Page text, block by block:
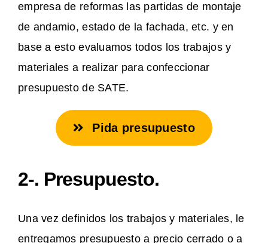
empresa de reformas las partidas de montaje
de andamio, estado de la fachada, etc. y en
base a esto evaluamos todos los trabajos y
materiales a realizar para confeccionar
presupuesto de SATE.
Pida presupuesto
2-. Presupuesto.
Una vez definidos los trabajos y materiales, le
entregamos presupuesto a precio cerrado o a